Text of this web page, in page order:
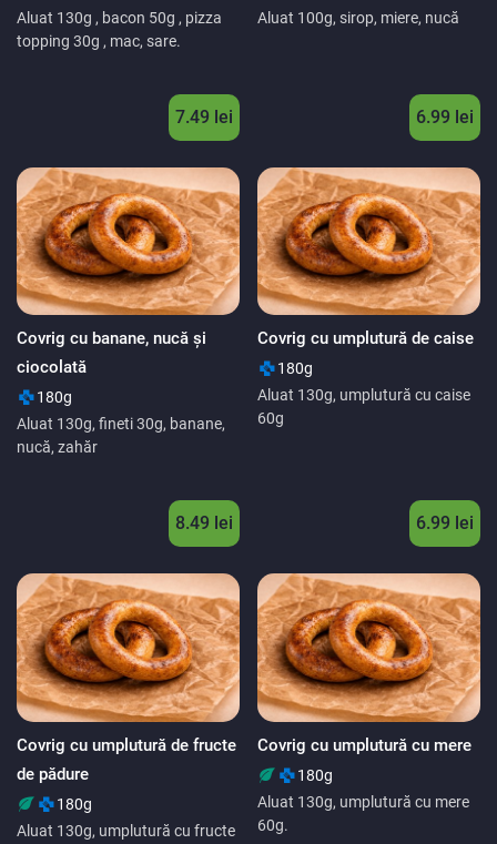
Aluat 130g , bacon 50g , pizza
topping 30g , mac, sare.
7.49 lei
Aluat 100g, sirop, miere, nucă
6.99 lei
Covrig cu banane, nucă și
ciocolată
180g
Aluat 130g, fineti 30g, banane,
nucă, zahăr
8.49 lei
Covrig cu umplutură de caise
180g
Aluat 130g, umplutură cu caise
60g
6.99 lei
Covrig cu umplutură de fructe
de pădure
180g
Aluat 130g, umplutură cu fructe
Covrig cu umplutură cu mere
180g
Aluat 130g, umplutură cu mere
60g.